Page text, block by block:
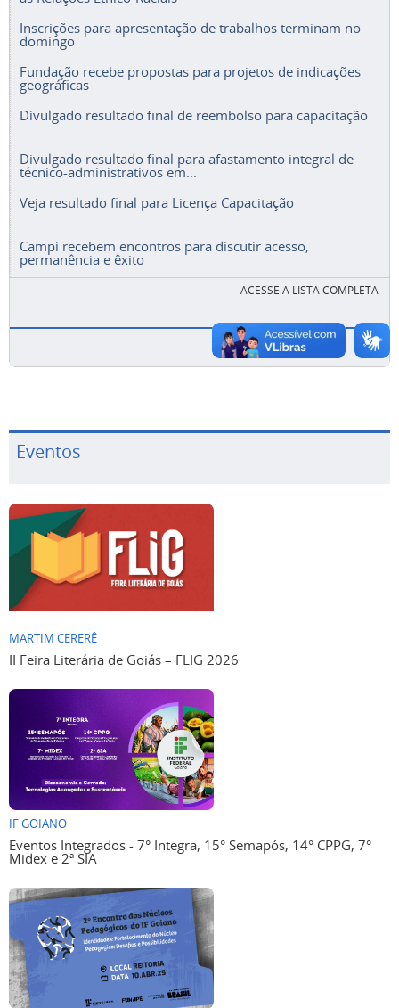
Inscrições para apresentação de trabalhos terminam no
domingo
Fundação recebe propostas para projetos de indicações
geográficas
Divulgado resultado final de reembolso para capacitação
Divulgado resultado final para afastamento integral de
técnico-administrativos em...
Veja resultado final para Licença Capacitação
Campi recebem encontros para discutir acesso,
permanência e êxito
ACESSE A LISTA COMPLETA
Eventos
MARTIM CERERÊ
II Feira Literária de Goiás – FLIG 2026
IF GOIANO
Eventos Integrados - 7° Integra, 15° Semapós, 14° CPPG, 7°
Midex e 2ª SIA